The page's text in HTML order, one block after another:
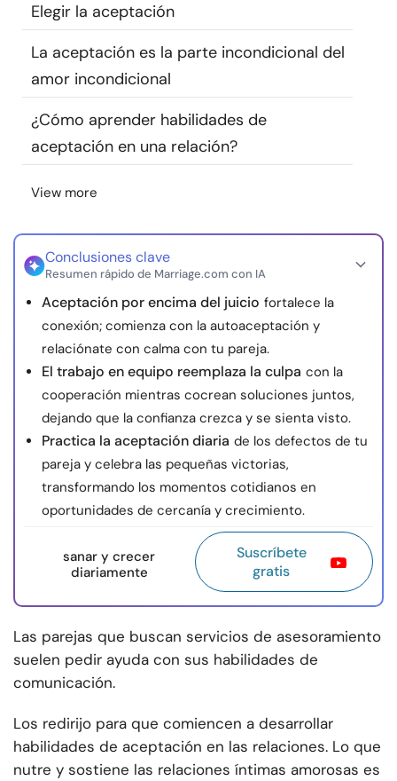
Comunidad
Encuentra un terapeuta
Idioma
Sobre nosotros
© Copyright 2026. Todos los derechos reservados.
Elegir la aceptación
La aceptación es la parte incondicional del
amor incondicional
¿Cómo aprender habilidades de
aceptación en una relación?
View more
Conclusiones clave
Resumen rápido de Marriage.com con IA
Aceptación por encima del juicio fortalece la
conexión; comienza con la autoaceptación y
relaciónate con calma con tu pareja.
El trabajo en equipo reemplaza la culpa con la
cooperación mientras cocrean soluciones juntos,
dejando que la confianza crezca y se sienta visto.
Practica la aceptación diaria de los defectos de tu
pareja y celebra las pequeñas victorias,
transformando los momentos cotidianos en
oportunidades de cercanía y crecimiento.
sanar y crecer
diariamente
Suscríbete
gratis
Las parejas que buscan servicios de asesoramiento
suelen pedir ayuda con sus habilidades de
comunicación.
Los redirijo para que comiencen a desarrollar
habilidades de aceptación en las relaciones. Lo que
nutre y sostiene las relaciones íntimas amorosas es